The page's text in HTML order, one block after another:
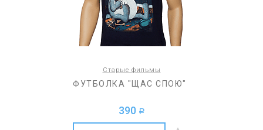
Старые фильмы
ФУТБОЛКА "ЩАС СПОЮ"
390 a